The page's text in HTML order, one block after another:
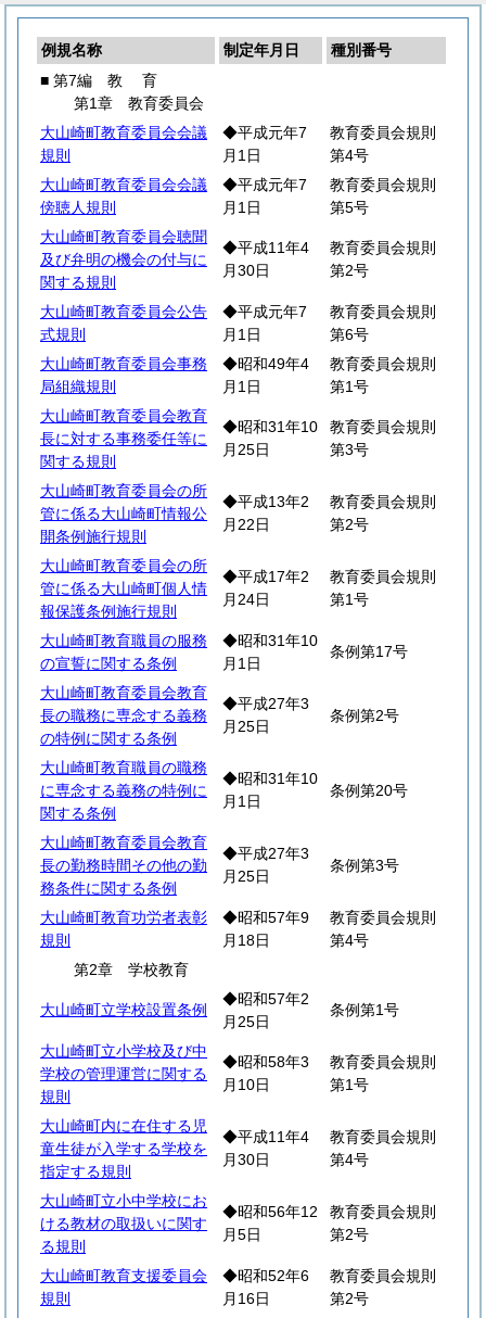
例規名称 制定年月日
種別番号
■ 第7編 教 育
第1章 教育委員会
大山崎町教育委員会会議
規則
◆平成元年7
月1日
教育委員会規則
第4号
大山崎町教育委員会会議
傍聴人規則
◆平成元年7
月1日
教育委員会規則
第5号
大山崎町教育委員会聴聞
及び弁明の機会の付与に
関する規則
◆平成11年4
月30日
教育委員会規則
第2号
大山崎町教育委員会公告
式規則
◆平成元年7
月1日
教育委員会規則
第6号
大山崎町教育委員会事務
局組織規則
◆昭和49年4
月1日
教育委員会規則
第1号
大山崎町教育委員会教育
長に対する事務委任等に
関する規則
◆昭和31年10
月25日
教育委員会規則
第3号
大山崎町教育委員会の所
管に係る大山崎町情報公
開条例施行規則
◆平成13年2
月22日
教育委員会規則
第2号
大山崎町教育委員会の所
管に係る大山崎町個人情
報保護条例施行規則
◆平成17年2
月24日
教育委員会規則
第1号
大山崎町教育職員の服務
の宣誓に関する条例
◆昭和31年10
月1日
条例第17号
大山崎町教育委員会教育
長の職務に専念する義務
の特例に関する条例
◆平成27年3
月25日
条例第2号
大山崎町教育職員の職務
に専念する義務の特例に
関する条例
◆昭和31年10
月1日
条例第20号
大山崎町教育委員会教育
長の勤務時間その他の勤
務条件に関する条例
◆平成27年3
月25日
条例第3号
大山崎町教育功労者表彰
規則
◆昭和57年9
月18日
教育委員会規則
第4号
第2章 学校教育
大山崎町立学校設置条例
◆昭和57年2
月25日
条例第1号
大山崎町立小学校及び中
学校の管理運営に関する
規則
◆昭和58年3
月10日
教育委員会規則
第1号
大山崎町内に在住する児
童生徒が入学する学校を
指定する規則
◆平成11年4
月30日
教育委員会規則
第4号
大山崎町立小中学校にお
ける教材の取扱いに関す
る規則
◆昭和56年12
月5日
教育委員会規則
第2号
大山崎町教育支援委員会
規則
◆昭和52年6
月16日
教育委員会規則
第2号